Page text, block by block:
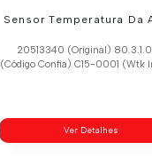
Sensor Temperatura Da
20513340 (Original)
(Código Confia) C15-0001 (Wtk
Ver Detalhes